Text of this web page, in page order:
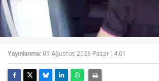
Yayınlanma: 09 Ağustos 2026 Pazar 14:01